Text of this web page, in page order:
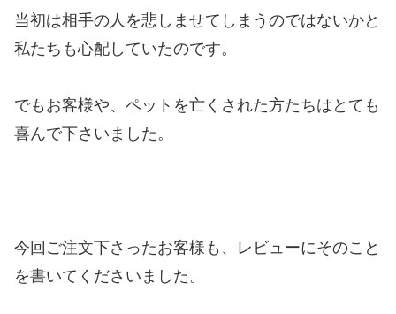
当初は相手の人を悲しませてしまうのではないかと
私たちも心配していたのです。
でもお客様や、ペットを亡くされた方たちはとても
喜んで下さいました。
今回ご注文下さったお客様も、レビューにそのこと
を書いてくださいました。